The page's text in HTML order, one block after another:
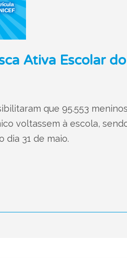
Ativa Escolar
que 95.553
voltassem à escola,
dia 31 de maio.